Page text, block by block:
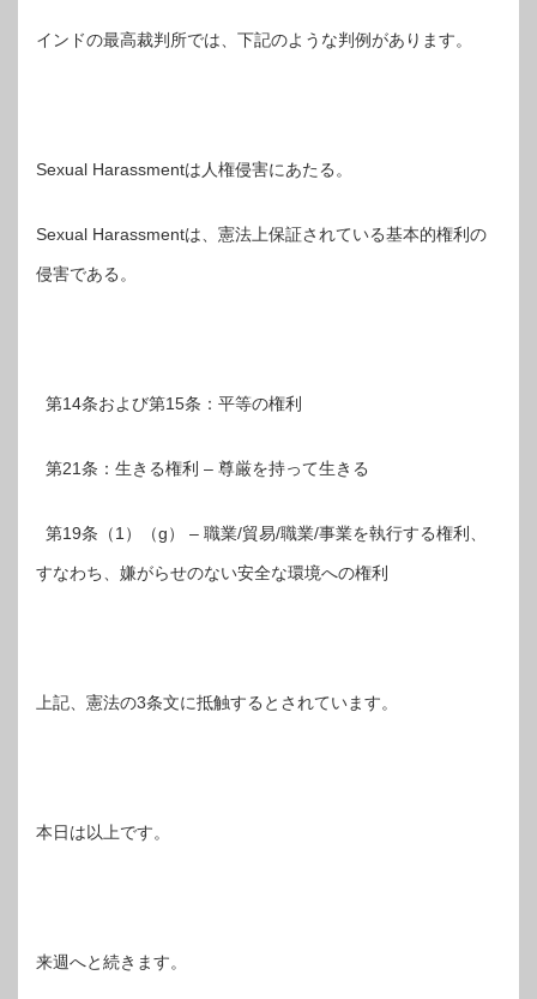
インドの最高裁判所では、下記のような判例があります。
Sexual Harassmentは人権侵害にあたる。
Sexual Harassmentは、憲法上保証されている基本的権利の
侵害である。
第14条および第15条：平等の権利
第21条：生きる権利 – 尊厳を持って生きる
第19条（1）（g） – 職業/貿易/職業/事業を執行する権利、
すなわち、嫌がらせのない安全な環境への権利
上記、憲法の3条文に抵触するとされています。
本日は以上です。
来週へと続きます。